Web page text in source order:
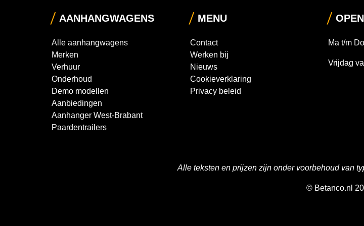
AANHANGWAGENS
Alle aanhangwagens
Merken
Verhuur
Onderhoud
Demo modellen
Aanbiedingen
Aanhanger West-Brabant
Paardentrailers
MENU
Contact
Werken bij
Nieuws
Cookieverklaring
Privacy beleid
Ma t/m
Vrijdag
Alle teksten en prijzen zijn onder voorbehoud van
© Betanco.nl